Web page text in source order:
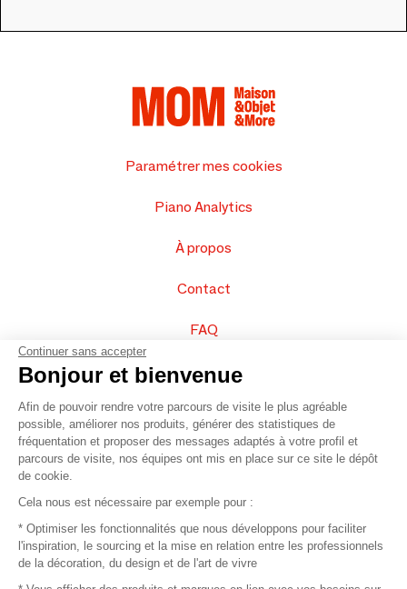
Paramétrer mes cookies
Piano Analytics
À propos
Contact
FAQ
Vendez vos produits
Plan du site
© 2016 –Organisation SAFI
Recrutement
Continuer sans accepter
Bonjour et bienvenue
Afin de pouvoir rendre votre parcours de visite le plus agréable
possible, améliorer nos produits, générer des statistiques de
fréquentation et proposer des messages adaptés à votre profil et
parcours de visite, nos équipes ont mis en place sur ce site le dépôt
de cookie.
Cela nous est nécessaire par exemple pour :
* Optimiser les fonctionnalités que nous développons pour faciliter
l'inspiration, le sourcing et la mise en relation entre les professionnels
de la décoration, du design et de l'art de vivre